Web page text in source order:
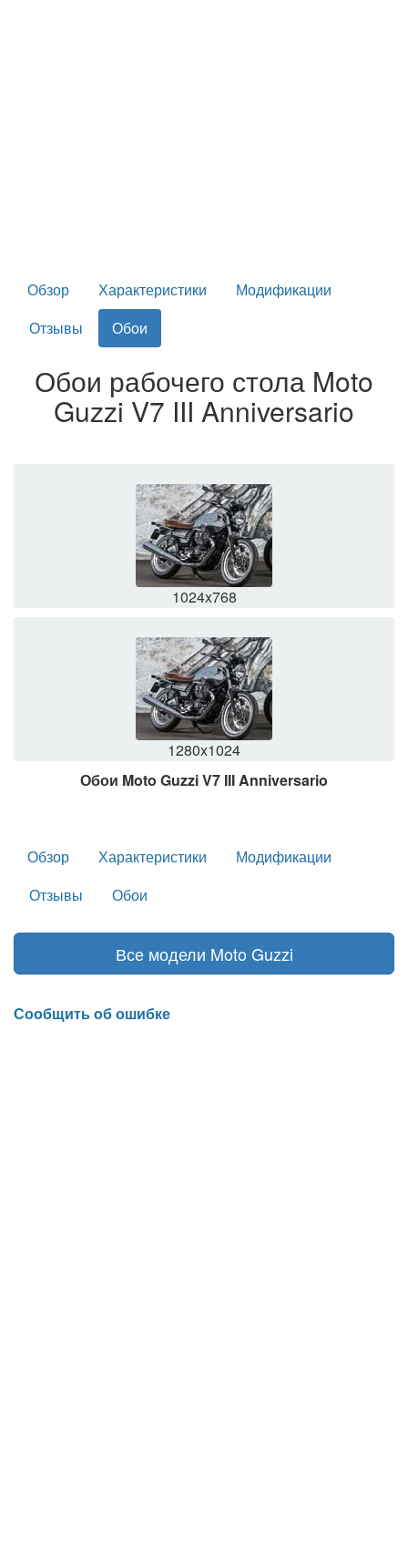
Обзор Характеристики
Модификации
Отзывы
Обои
Обои рабочего стола Moto
Guzzi V7 III Anniversario
1024x768
1280x1024
Обои Moto Guzzi V7 III Anniversario
Обзор Характеристики
Модификации
Отзывы
Обои
Все модели Moto Guzzi
Сообщить об ошибке